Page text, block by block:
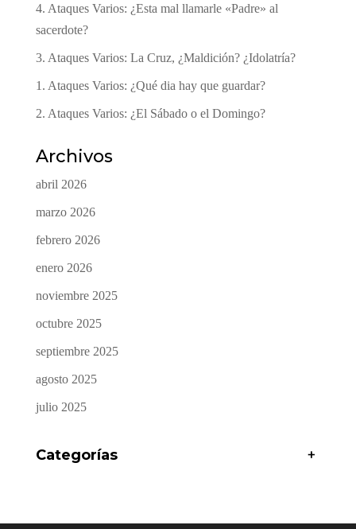
4. Ataques Varios: ¿Esta mal llamarle «Padre» al
sacerdote?
3. Ataques Varios: La Cruz, ¿Maldición? ¿Idolatría?
1. Ataques Varios: ¿Qué dia hay que guardar?
2. Ataques Varios: ¿El Sábado o el Domingo?
Archivos
abril 2026
marzo 2026
febrero 2026
enero 2026
noviembre 2025
octubre 2025
septiembre 2025
agosto 2025
julio 2025
Categorías +